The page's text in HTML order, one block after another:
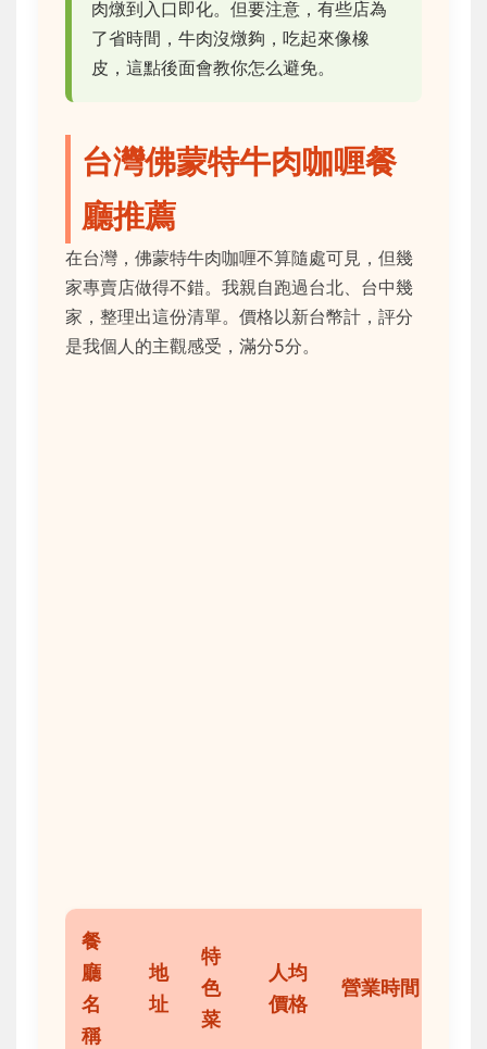
肉燉到入口即化。但要注意，有些店為
了省時間，牛肉沒燉夠，吃起來像橡
皮，這點後面會教你怎么避免。
台灣佛蒙特牛肉咖喱餐
廳推薦
在台灣，佛蒙特牛肉咖喱不算隨處可見，但幾
家專賣店做得不錯。我親自跑過台北、台中幾
家，整理出這份清單。價格以新台幣計，評分
是我個人的主觀感受，滿分5分。
餐
廳
名
稱
地
址
特
色
菜
人均
價格
營業時間